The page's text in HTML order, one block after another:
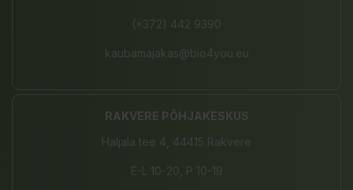
(+372) 442 9390
kaubamajakas@bio4you.eu
RAKVERE PÕHJAKESKUS
Haljala tee 4, 44415 Rakvere
E-L 10-20, P 10-19